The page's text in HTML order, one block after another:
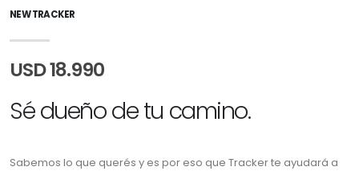
NEW TRACKER
USD 18.990
Sé dueño de tu camino.
Sabemos lo que querés y es por eso que Tracker te ayudará a